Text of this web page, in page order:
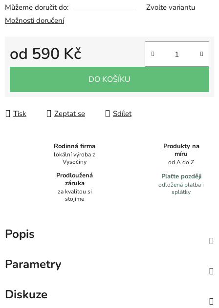
Můžeme doručit do:
Zvolte variantu
Možnosti doručení
od 590 Kč
Měrná cena:
DO KOŠÍKU
Tisk Zeptat se Sdílet
Rodinná firma
lokální výroba z
Vysočiny
Produkty na
míru
od A do Z
Prodloužená
záruka
za kvalitou si
stojíme
Plaťte později
odložená platba i
splátky
Popis
Parametry
Diskuze